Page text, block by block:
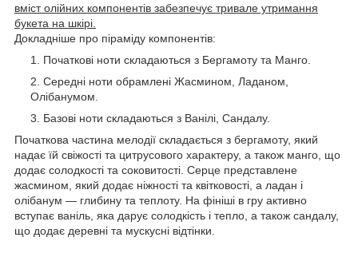
вміст олійних компонентів забезпечує тривале утримання
букета на шкірі.
Докладніше про піраміду компонентів:
Початкові ноти складаються з Бергамоту та Манго.
Середні ноти обрамлені Жасмином, Ладаном,
Олібанумом.
Базові ноти складаються з Ванілі, Сандалу.
Початкова частина мелодії складається з бергамоту, який
надає їй свіжості та цитрусового характеру, а також манго, що
додає солодкості та соковитості. Серце представлене
жасмином, який додає ніжності та квітковості, а ладан і
олібанум — глибину та теплоту. На фініші в гру активно
вступає ваніль, яка дарує солодкість і тепло, а також сандалу,
що додає деревні та мускусні відтінки.